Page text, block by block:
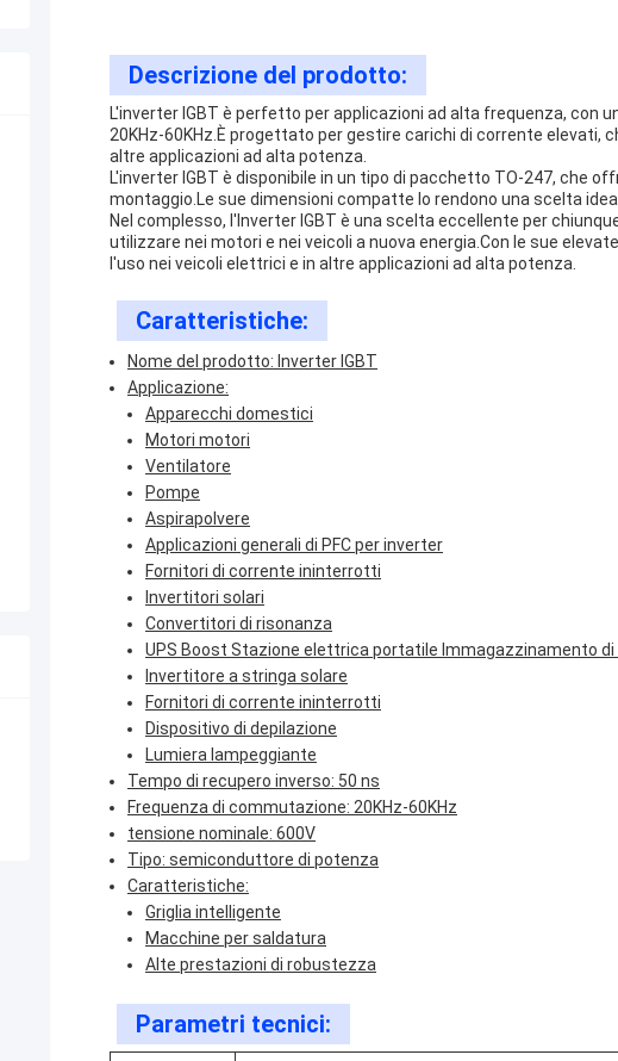
Descrizione del prodotto:
L'inverter IGBT è perfetto per applicazioni ad alta frequenza, con
20KHz-60KHz.È progettato per gestire carichi di corrente elevati,
altre applicazioni ad alta potenza.
L'inverter IGBT è disponibile in un tipo di pacchetto TO-247, che
montaggio.Le sue dimensioni compatte lo rendono una scelta
Nel complesso, l'Inverter IGBT è una scelta eccellente per
utilizzare nei motori e nei veicoli a nuova energia.Con le sue
l'uso nei veicoli elettrici e in altre applicazioni ad alta potenza.
Caratteristiche:
Nome del prodotto: Inverter IGBT
Applicazione:
Apparecchi domestici
Motori motori
Ventilatore
Pompe
Aspirapolvere
Applicazioni generali di PFC per inverter
Fornitori di corrente ininterrotti
Invertitori solari
Convertitori di risonanza
UPS Boost Stazione elettrica portatile Immagazzinamento di
Invertitore a stringa solare
Fornitori di corrente ininterrotti
Dispositivo di depilazione
Lumiera lampeggiante
Tempo di recupero inverso: 50 ns
Frequenza di commutazione: 20KHz-60KHz
tensione nominale: 600V
Tipo: semiconduttore di potenza
Caratteristiche:
Griglia intelligente
Macchine per saldatura
Alte prestazioni di robustezza
Parametri tecnici: